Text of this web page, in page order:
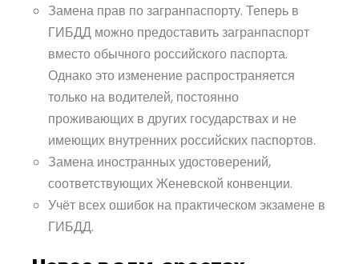
Замена прав по загранпаспорту. Теперь в
ГИБДД можно предоставить загранпаспорт
вместо обычного российского паспорта.
Однако это изменение распространяется
только на водителей, постоянно
проживающих в других государствах и не
имеющих внутренних российских паспортов.
Замена иностранных удостоверений,
соответствующих Женевской конвенции.
Учёт всех ошибок на практическом экзамене в
ГИБДД.